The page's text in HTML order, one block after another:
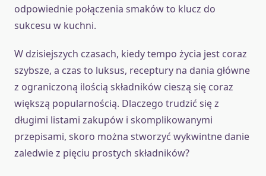
odpowiednie połączenia smaków to klucz do
sukcesu w kuchni.
W dzisiejszych czasach, kiedy tempo życia jest coraz
szybsze, a czas to luksus, receptury na dania główne
z ograniczoną ilością składników cieszą się coraz
większą popularnością. Dlaczego trudzić się z
długimi listami zakupów i skomplikowanymi
przepisami, skoro można stworzyć wykwintne danie
zaledwie z pięciu prostych składników?